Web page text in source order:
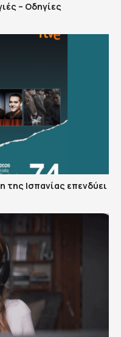
– Οδηγίες
της Ισπανίας επενδύει